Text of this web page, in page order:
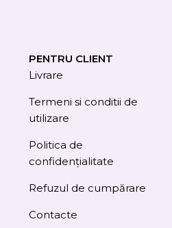
PENTRU CLIENT
Livrare
Termeni si conditii de
utilizare
Politica de
confidențialitate
Refuzul de cumpărare
Contacte